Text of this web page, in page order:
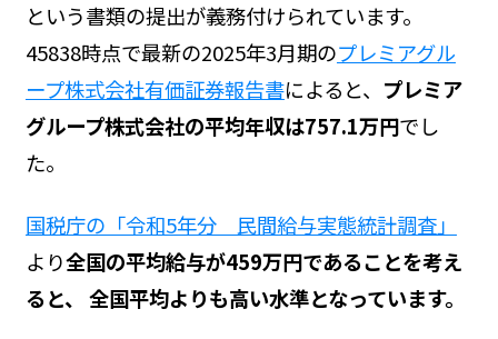
という書類の提出が義務付けられています。
45838時点で最新の2025年3月期のプレミアグル
ープ株式会社有価証券報告書によると、 プレミア
グループ株式会社の平均年収は757.1万円でし
た。
国税庁の「令和5年分 民間給与実態統計調査」
より全国の平均給与が459万円であることを考え
ると、 全国平均よりも高い水準となっています。